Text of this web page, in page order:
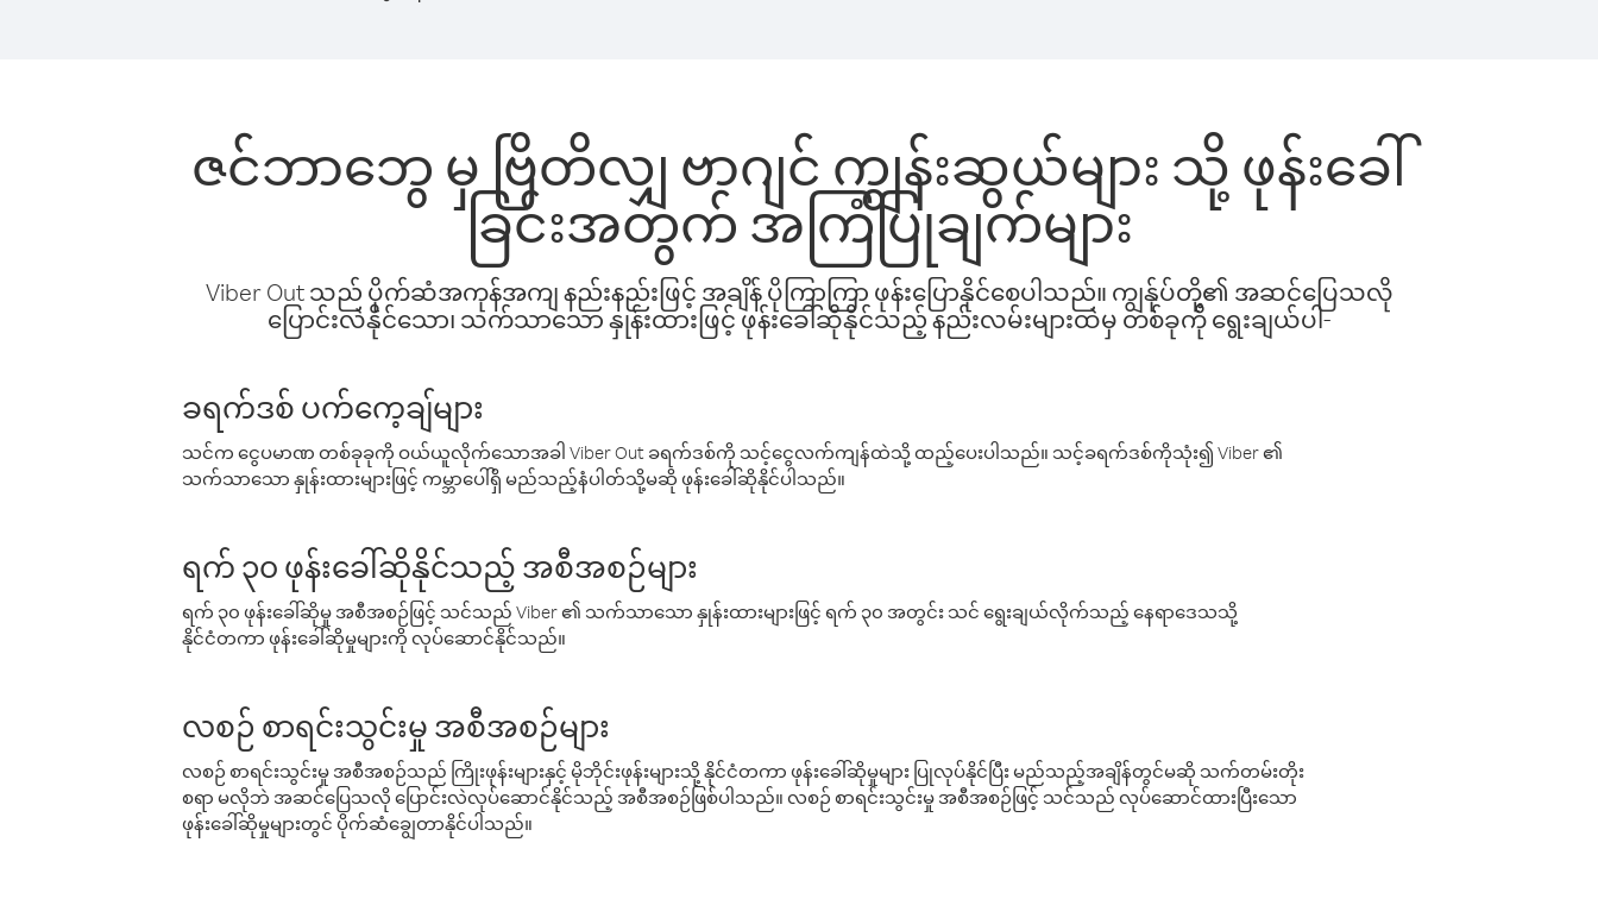
ဇင်ဘာဘွေ မှ ဗြိတိလျှ ဗာဂျင် ကျွန်းဆွယ်များ သို့ ဖုန်းခေါ်
ခြင်းအတွက် အကြံပြုချက်များ
Viber Out သည် ပိုက်ဆံအကုန်အကျ နည်းနည်းဖြင့် အချိန် ပိုကြာကြာ ဖုန်းပြောနိုင်စေပါသည်။ ကျွန်ုပ်တို့၏ အဆင်ပြေသလို
ပြောင်းလဲနိုင်သော၊ သက်သာသော နှုန်းထားဖြင့် ဖုန်းခေါ်ဆိုနိုင်သည့် နည်းလမ်းများထဲမှ တစ်ခုကို ရွေးချယ်ပါ-
ခရက်ဒစ် ပက်ကေ့ချ်များ
သင်က ငွေပမာဏ တစ်ခုခုကို ဝယ်ယူလိုက်သောအခါ Viber Out ခရက်ဒစ်ကို သင့်ငွေလက်ကျန်ထဲသို့ ထည့်ပေးပါသည်။ သင့်ခရက်ဒစ်ကိုသုံး၍ Viber ၏
သက်သာသော နှုန်းထားများဖြင့် ကမ္ဘာပေါ်ရှိ မည်သည့်နံပါတ်သို့မဆို ဖုန်းခေါ်ဆိုနိုင်ပါသည်။
ရက် ၃၀ ဖုန်းခေါ်ဆိုနိုင်သည့် အစီအစဉ်များ
ရက် ၃၀ ဖုန်းခေါ်ဆိုမှု အစီအစဉ်ဖြင့် သင်သည် Viber ၏ သက်သာသော နှုန်းထားများဖြင့် ရက် ၃၀ အတွင်း သင် ရွေးချယ်လိုက်သည့် နေရာဒေသသို့
နိုင်ငံတကာ ဖုန်းခေါ်ဆိုမှုများကို လုပ်ဆောင်နိုင်သည်။
လစဉ် စာရင်းသွင်းမှု အစီအစဉ်များ
လစဉ် စာရင်းသွင်းမှု အစီအစဉ်သည် ကြိုးဖုန်းများနှင့် မိုဘိုင်းဖုန်းများသို့ နိုင်ငံတကာ ဖုန်းခေါ်ဆိုမှုများ ပြုလုပ်နိုင်ပြီး မည်သည့်အချိန်တွင်မဆို သက်တမ်းတိုး
စရာ မလိုဘဲ အဆင်ပြေသလို ပြောင်းလဲလုပ်ဆောင်နိုင်သည့် အစီအစဉ်ဖြစ်ပါသည်။ လစဉ် စာရင်းသွင်းမှု အစီအစဉ်ဖြင့် သင်သည် လုပ်ဆောင်ထားပြီးသော
ဖုန်းခေါ်ဆိုမှုများတွင် ပိုက်ဆံချွေတာနိုင်ပါသည်။